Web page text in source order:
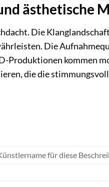
ästhetische
Die
Die
kommen
die die
für diese